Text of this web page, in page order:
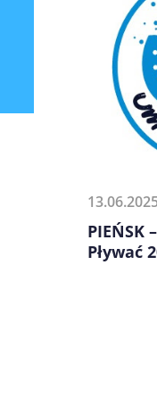
PIEŃSK
Pływać